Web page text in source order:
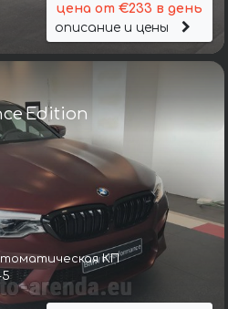
цена от €233 в день
описание и цены
Edition
КП